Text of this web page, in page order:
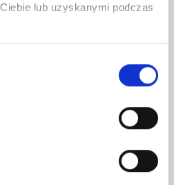
lub uzyskanymi podczas